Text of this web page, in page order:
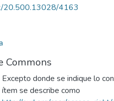
20.500.13028/4163
Commons
Excepto donde se indique lo
ítem se describe como